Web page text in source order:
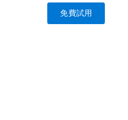
免費試用